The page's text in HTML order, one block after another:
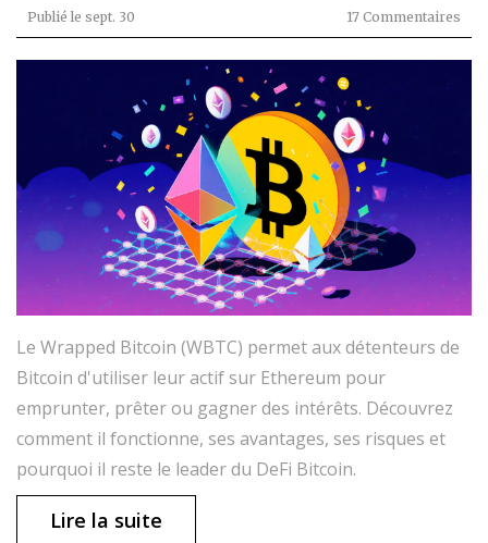
Publié le sept. 30 17 Commentaires
Le Wrapped Bitcoin (WBTC) permet aux détenteurs de
Bitcoin d'utiliser leur actif sur Ethereum pour
emprunter, prêter ou gagner des intérêts. Découvrez
comment il fonctionne, ses avantages, ses risques et
pourquoi il reste le leader du DeFi Bitcoin.
Lire la suite